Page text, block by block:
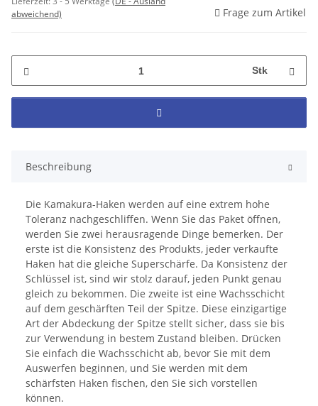
abweichend)
Frage zum Artikel
Stk
Beschreibung
Die Kamakura-Haken werden auf eine extrem hohe
Toleranz nachgeschliffen. Wenn Sie das Paket öffnen,
werden Sie zwei herausragende Dinge bemerken. Der
erste ist die Konsistenz des Produkts, jeder verkaufte
Haken hat die gleiche Superschärfe. Da Konsistenz der
Schlüssel ist, sind wir stolz darauf, jeden Punkt genau
gleich zu bekommen. Die zweite ist eine Wachsschicht
auf dem geschärften Teil der Spitze. Diese einzigartige
Art der Abdeckung der Spitze stellt sicher, dass sie bis
zur Verwendung in bestem Zustand bleiben. Drücken
Sie einfach die Wachsschicht ab, bevor Sie mit dem
Auswerfen beginnen, und Sie werden mit dem
schärfsten Haken fischen, den Sie sich vorstellen
können.